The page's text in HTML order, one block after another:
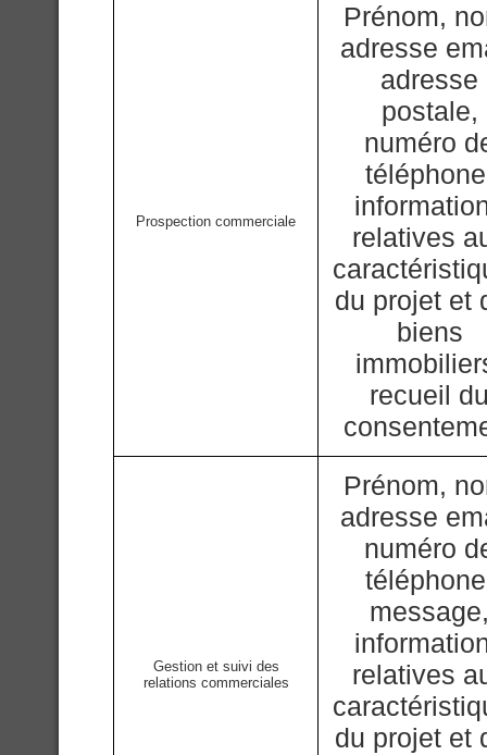
Prospection commerciale
Prénom,
adresse
adresse
postale,
numéro
relatives
du projet et
biens
recueil
Gestion et suivi des
relations commerciales
Prénom,
adresse
numéro
relatives
du projet et